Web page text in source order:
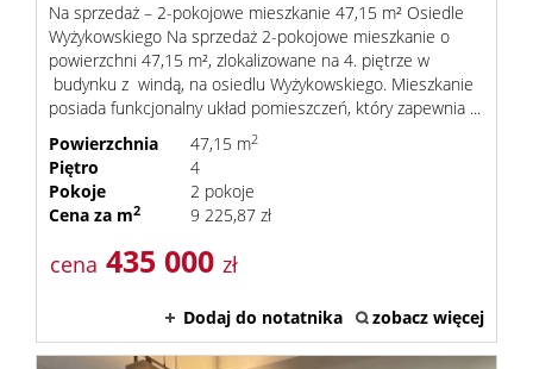
Obiekty
ADRES
Na sprzedaż – 2-pokojowe mieszkanie 47,15 m² Osiedle
Wyżykowskiego Na sprzedaż 2-pokojowe mieszkanie o
powierzchni 47,15 m², zlokalizowane na 4. piętrze w
budynku z windą, na osiedlu Wyżykowskiego. Mieszkanie
posiada funkcjonalny układ pomieszczeń, który zapewnia ...
Powierzchnia
47,15 m2
Piętro
4
Pokoje
2 pokoje
Cena za m2 9 225,87 zł
cena 435 000 zł
Dodaj do notatnika zobacz więcej